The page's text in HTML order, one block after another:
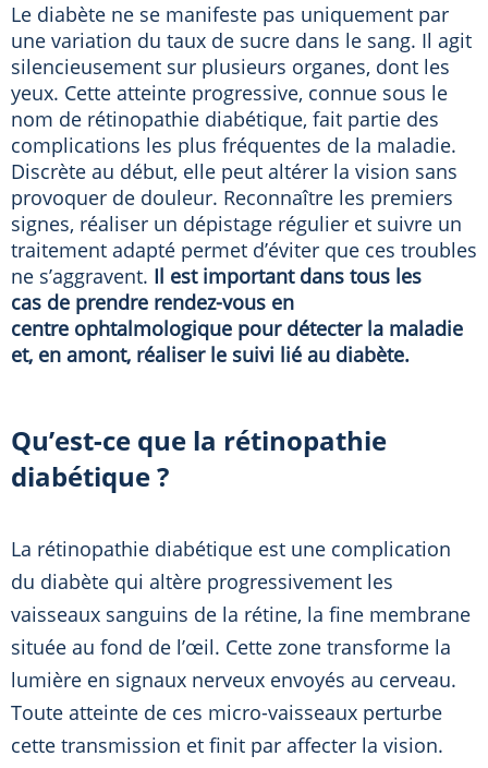
Le diabète ne se manifeste pas uniquement par
une variation du taux de sucre dans le sang. Il agit
silencieusement sur plusieurs organes, dont les
yeux. Cette atteinte progressive, connue sous le
nom de rétinopathie diabétique, fait partie des
complications les plus fréquentes de la maladie.
Discrète au début, elle peut altérer la vision sans
provoquer de douleur. Reconnaître les premiers
signes, réaliser un dépistage régulier et suivre un
traitement adapté permet d’éviter que ces troubles
ne s’aggravent. Il est important dans tous les
cas de prendre rendez-vous en
centre ophtalmologique pour détecter la maladie
et, en amont, réaliser le suivi lié au diabète.
Qu’est-ce que la rétinopathie
diabétique ?
La rétinopathie diabétique est une complication
du diabète qui altère progressivement les
vaisseaux sanguins de la rétine, la fine membrane
située au fond de l’œil. Cette zone transforme la
lumière en signaux nerveux envoyés au cerveau.
Toute atteinte de ces micro-vaisseaux perturbe
cette transmission et finit par affecter la vision.